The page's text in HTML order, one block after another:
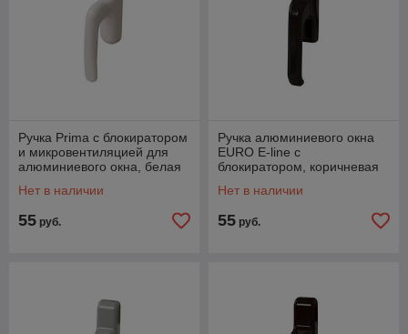
Ручка Prima с блокиратором
и микровентиляцией для
алюминиевого окна, белая
Нет в наличии
55 руб.
Ручка алюминиевого окна
EURO E-line с
блокиратором, коричневая
Нет в наличии
55 руб.